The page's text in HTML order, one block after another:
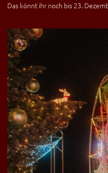
Das könnt ihr noch bis 23.